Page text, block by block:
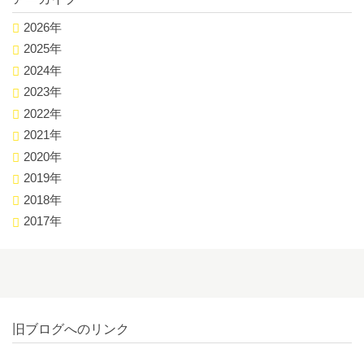
2026年
2025年
2024年
2023年
2022年
2021年
2020年
2019年
2018年
2017年
旧ブログへのリンク